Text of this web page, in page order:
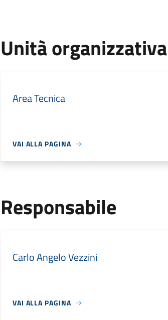
Unità
Area Tecnica
VAI ALLA PAGINA
Responsabile
Carlo Angelo Vezzini
VAI ALLA PAGINA